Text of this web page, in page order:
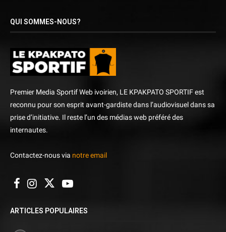
QUI SOMMES-NOUS?
Premier Media Sportif Web ivoirien, LE KPAKPATO SPORTIF est
reconnu pour son esprit avant-gardiste dans l’audiovisuel dans sa
prise d’initiative. Il reste l’un des médias web préféré des
internautes.
Contactez-nous via notre email
ARTICLES POPULAIRES